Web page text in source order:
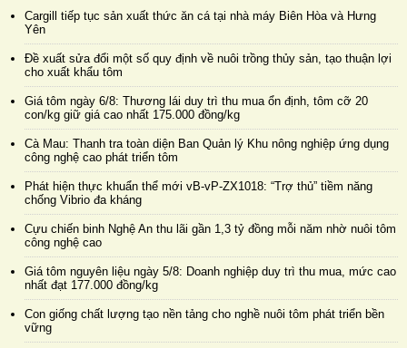
Cargill tiếp tục sản xuất thức ăn cá tại nhà máy Biên Hòa và Hưng
Yên
Đề xuất sửa đổi một số quy định về nuôi trồng thủy sản, tạo thuận lợi
cho xuất khẩu tôm
Giá tôm ngày 6/8: Thương lái duy trì thu mua ổn định, tôm cỡ 20
con/kg giữ giá cao nhất 175.000 đồng/kg
Cà Mau: Thanh tra toàn diện Ban Quản lý Khu nông nghiệp ứng dụng
công nghệ cao phát triển tôm
Phát hiện thực khuẩn thể mới vB-vP-ZX1018: “Trợ thủ” tiềm năng
chống Vibrio đa kháng
Cựu chiến binh Nghệ An thu lãi gần 1,3 tỷ đồng mỗi năm nhờ nuôi tôm
công nghệ cao
Giá tôm nguyên liệu ngày 5/8: Doanh nghiệp duy trì thu mua, mức cao
nhất đạt 177.000 đồng/kg
Con giống chất lượng tạo nền tảng cho nghề nuôi tôm phát triển bền
vững